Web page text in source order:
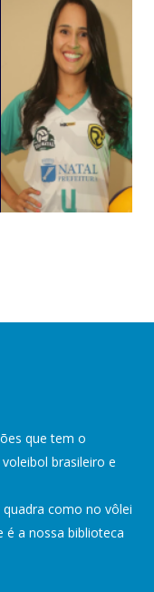
que tem o
brasileiro e
como no vôlei
é a nossa biblioteca